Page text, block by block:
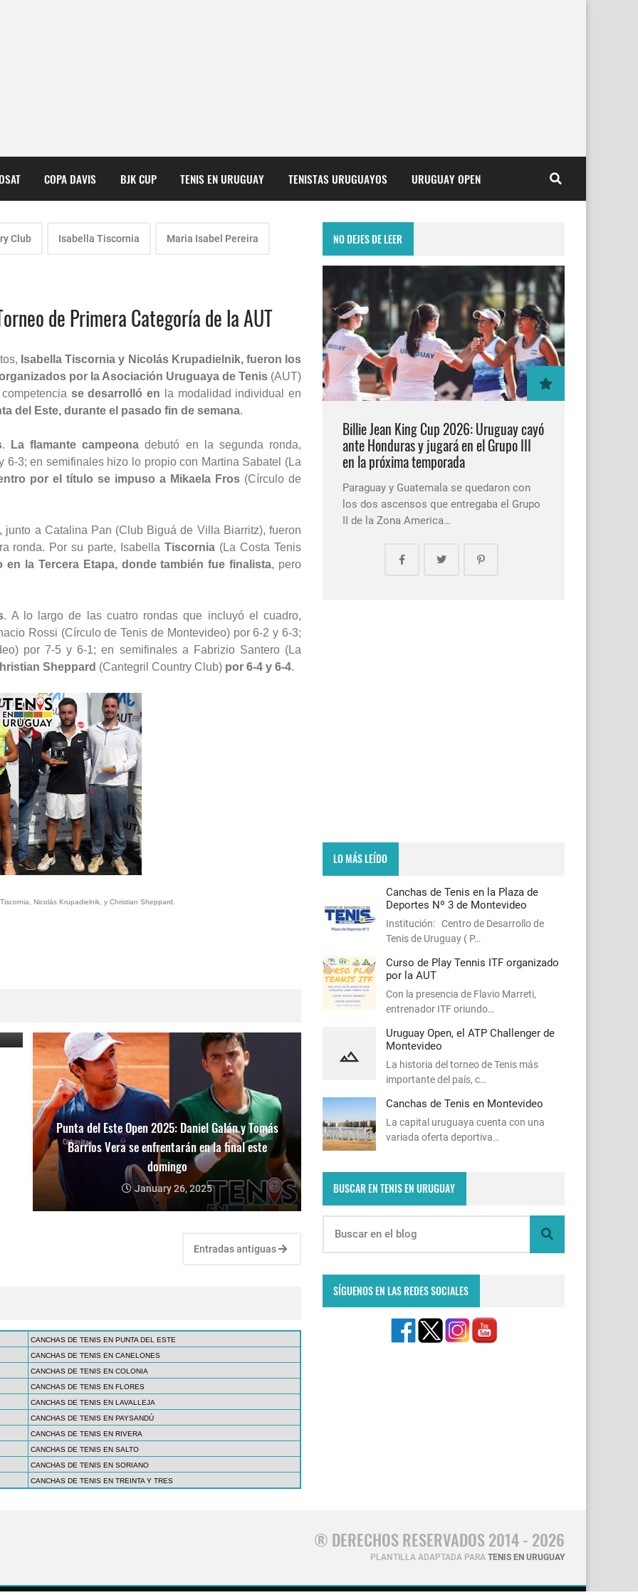
COPA DAVIS BJK CUP TENIS EN URUGUAY TENISTAS URUGUAYOS URUGUAY OPEN
Club Isabella Tiscornia Maria Isabel Pereira
de Primera Categoría de la AUT
Isabella Tiscornia y Nicolás Krupadielnik, fueron los
por la Asociación Uruguaya de Tenis(AUT)
se desarrolló en la modalidad individual en
del Este, durante el pasado fin de semana.
. La flamante campeona debutó en la segunda ronda,
3; en semifinales hizo lo propio con Martina Sabatel (La
por el título se impuso a Mikaela Fros (Círculo de
a Catalina Pan (Club Biguá de Villa Biarritz), fueron
ronda. Por su parte, IsabellaTiscornia (La Costa Tenis
la Tercera Etapa, donde también fue finalista, pero
. A lo largo de las cuatro rondas que incluyó el cuadro,
Rossi (Círculo de Tenis de Montevideo) por 6-2 y 6-3;
por 7-5 y 6-1; en semifinales a Fabrizio Santero (La
Sheppard (Cantegril Country Club) por 6-4 y 6-4.
Nicolás Krupadielnik, y Christian Sheppard.
Punta del Este Open 2025: Daniel Galán y Tomás
Barrios Vera se enfrentarán en la final este
domingo
January 26, 2025
Entradas antiguas
CANCHAS DE TENIS EN PUNTA DEL ESTE
CANCHAS DE TENIS EN CANELONES
CANCHAS DE TENIS EN COLONIA
CANCHAS DE TENIS EN FLORES
CANCHAS DE TENIS EN LAVALLEJA
CANCHAS DE TENIS EN PAYSANDÚ
CANCHAS DE TENIS EN RIVERA
CANCHAS DE TENIS EN SALTO
CANCHAS DE TENIS EN SORIANO
CANCHAS DE TENIS EN TREINTA Y TRES
NO DEJES DE LEER
Billie Jean King Cup 2026: Uruguay cayó
ante Honduras y jugará en el Grupo III
en la próxima temporada
Paraguay y Guatemala se quedaron con
los dos ascensos que entregaba el Grupo
II de la Zona America…
LO MÁS LEÍDO
Canchas de Tenis en la Plaza de
Deportes Nº 3 de Montevideo
Institución: Centro de Desarrollo de
Tenis de Uruguay ( P…
Curso de Play Tennis ITF organizado
por la AUT
Con la presencia de Flavio Marreti,
entrenador ITF oriundo…
Uruguay Open, el ATP Challenger de
Montevideo
La historia del torneo de Tenis más
importante del país, c…
Canchas de Tenis en Montevideo
La capital uruguaya cuenta con una
variada oferta deportiva…
BUSCAR EN TENIS EN URUGUAY
SÍGUENOS EN LAS REDES SOCIALES
® DERECHOS RESERVADOS 2014 - 2026
PLANTILLA ADAPTADA PARA TENIS EN URUGUAY